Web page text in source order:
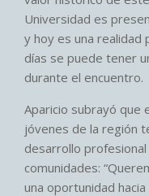
Universidad es
y hoy es una
días se puede tener
durante el encuentro.
Aparicio subrayó que
jóvenes de la región
desarrollo
comunidades:
una oportunidad